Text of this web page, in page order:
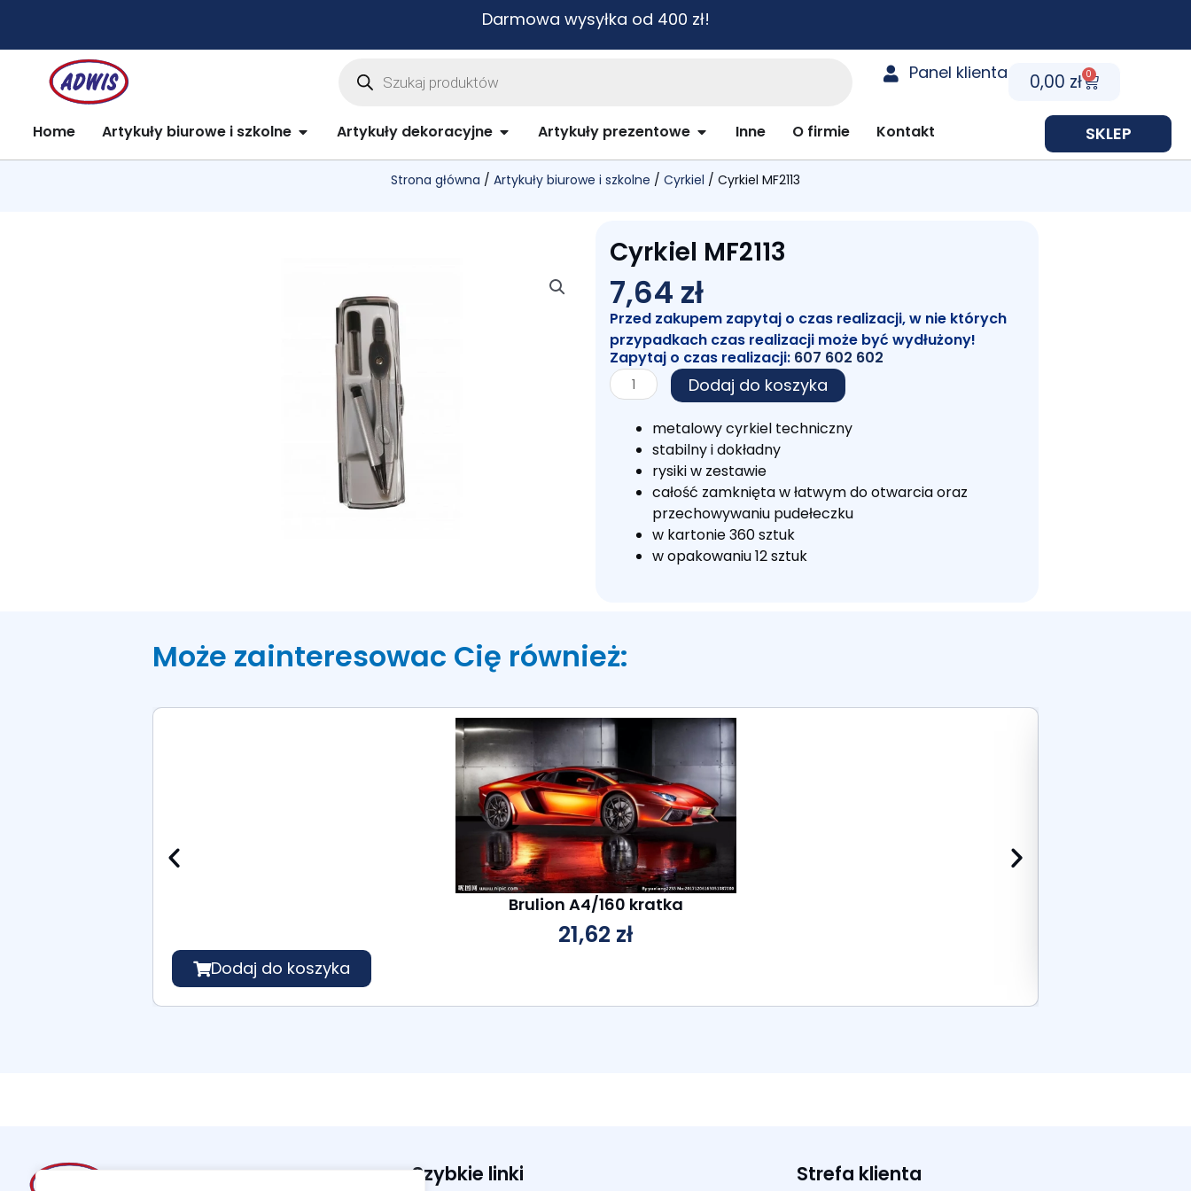
treści
Darmowa wysyłka od 400 zł!
Wyszukiwarka
Panel klienta 0,00 zł 0
Cart
Home Artykuły biurowe i szkolne Open Artykuły biurowe i szkolne
Artykuły dekoracyjne Open Artykuły dekoracyjne
Artykuły prezentowe Open Artykuły prezentowe
Inne O firmie Kontakt SKLEP
Strona główna / Artykuły biurowe i szkolne / Cyrkiel / Cyrkiel MF2113
Cyrkiel MF2113
7,64 zł
Przed zakupem zapytaj o czas realizacji, w nie których
przypadkach czas realizacji może być wydłużony!
Zapytaj o czas realizacji: 607 602 602
ilość
Cyrkiel
Dodaj do koszyka
metalowy cyrkiel techniczny
stabilny i dokładny
rysiki w zestawie
całość zamknięta w łatwym do otwarcia oraz
przechowywaniu pudełeczku
w kartonie 360 sztuk
w opakowaniu 12 sztuk
Może zainteresowac Cię również:
Brulion A4/160 kratka
21,62 zł
Dodaj do koszyka
Szybkie linki Strefa klienta